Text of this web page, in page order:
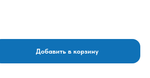
Добавить в корзину